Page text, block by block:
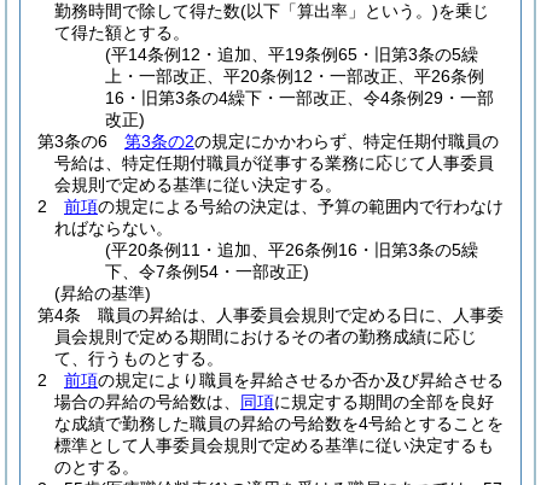
勤務時間で除して得た数(以下「算出率」という。)を乗じ
て得た額とする。
(平14条例12・追加、平19条例65・旧第3条の5繰
上・一部改正、平20条例12・一部改正、平26条例
16・旧第3条の4繰下・一部改正、令4条例29・一部
改正)
第3条の6
第3条の2の規定にかかわらず、特定任期付職員の
号給は、特定任期付職員が従事する業務に応じて人事委員
会規則で定める基準に従い決定する。
2
前項の規定による号給の決定は、予算の範囲内で行わなけ
ればならない。
(平20条例11・追加、平26条例16・旧第3条の5繰
下、令7条例54・一部改正)
(昇給の基準)
第4条
職員の昇給は、人事委員会規則で定める日に、人事委
員会規則で定める期間におけるその者の勤務成績に応じ
て、行うものとする。
2
前項の規定により職員を昇給させるか否か及び昇給させる
場合の昇給の号給数は、 同項に規定する期間の全部を良好
な成績で勤務した職員の昇給の号給数を4号給とすることを
標準として人事委員会規則で定める基準に従い決定するも
のとする。